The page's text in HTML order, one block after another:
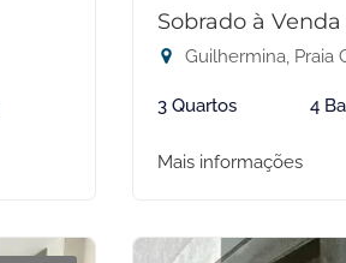
Sobrado à
Guilhermina, Praia
3 Quartos 4
Mais informações